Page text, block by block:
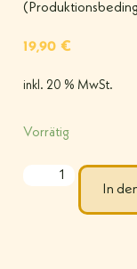
19,90 €
inkl. 20 % MwSt.
Vorrätig
In